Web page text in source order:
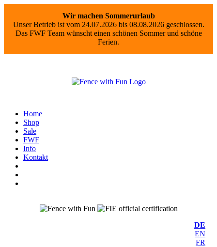
Wir machen Sommerurlaub
Unser Betrieb ist vom 24.07.2026 bis 08.08.2026 geschlossen.
Das FWF Team wünscht einen schönen Sommer und schöne
Ferien.
Home
Shop
Sale
FWF
Info
Kontakt
DE
EN
FR